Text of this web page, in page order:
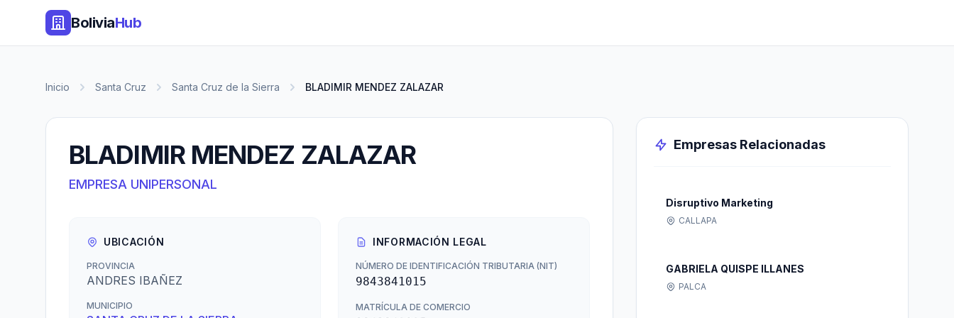
BoliviaHub
Inicio Santa Cruz Santa Cruz de la Sierra BLADIMIR MENDEZ ZALAZAR
BLADIMIR MENDEZ ZALAZAR
EMPRESA UNIPERSONAL
UBICACIÓN
PROVINCIA
ANDRES IBAÑEZ
MUNICIPIO
INFORMACIÓN LEGAL
NÚMERO DE IDENTIFICACIÓN TRIBUTARIA (NIT)
9843841015
MATRÍCULA DE COMERCIO
Empresas Relacionadas
Disruptivo Marketing
CALLAPA
GABRIELA QUISPE ILLANES
PALCA